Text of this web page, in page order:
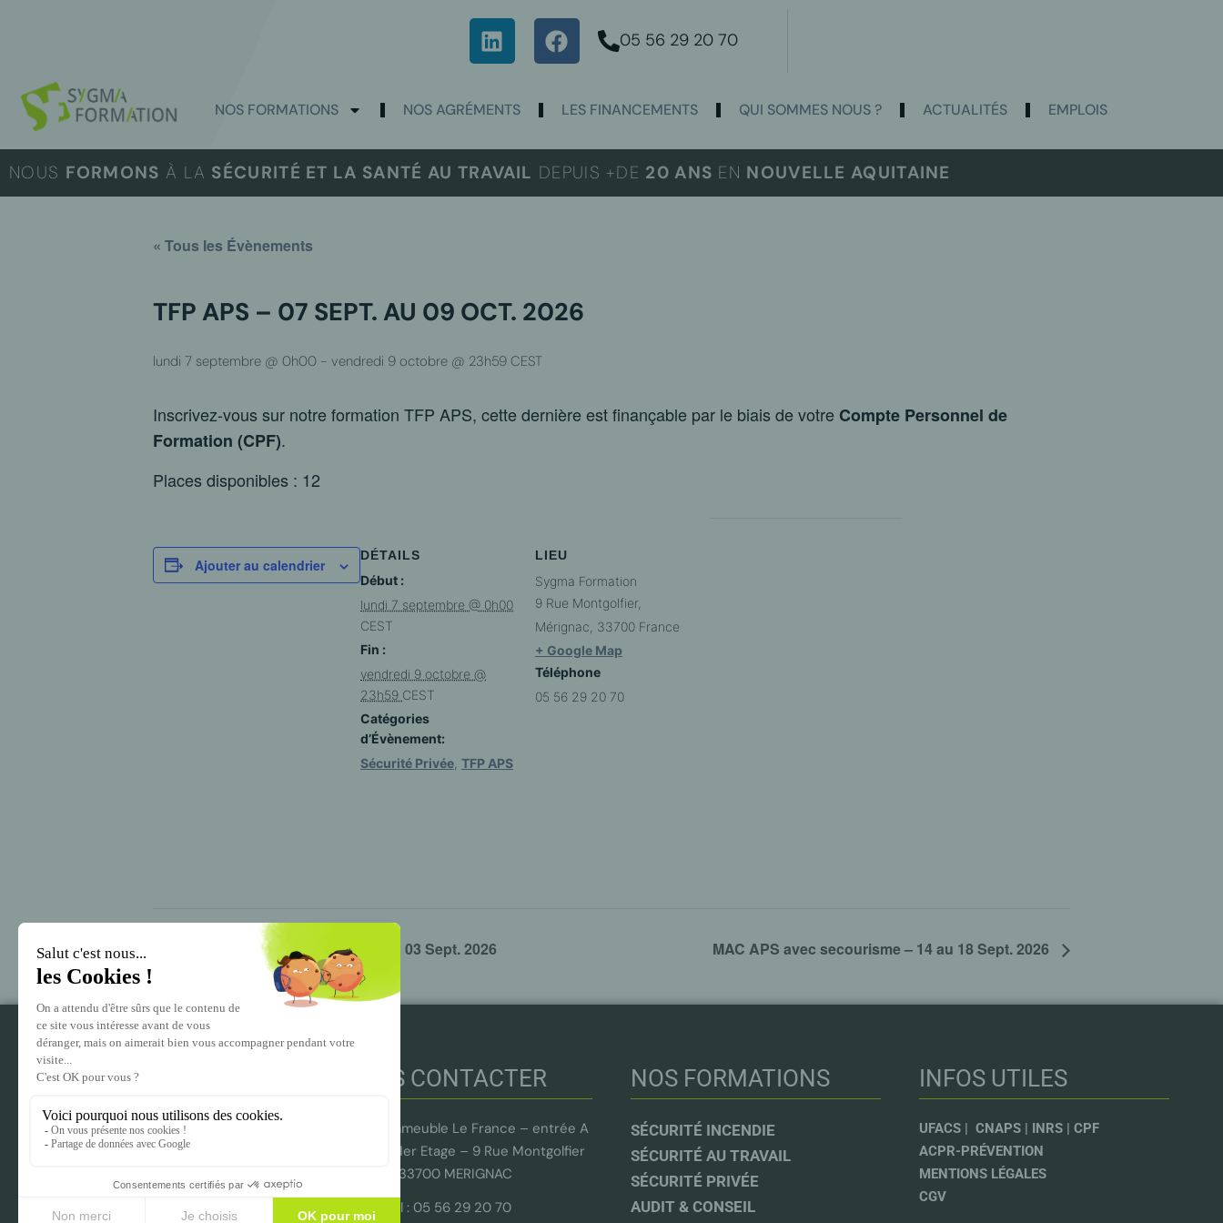
05 56 29 20 70
NOS FORMATIONS NOS AGRÉMENTS LES FINANCEMENTS QUI SOMMES NOUS ? ACTUALITÉS EMPLOIS
NOUS FORMONS À LA SÉCURITÉ ET LA SANTÉ AU TRAVAIL DEPUIS +DE 20 ANS EN NOUVELLE AQUITAINE
« Tous les Évènements
TFP APS – 07 SEPT. AU 09 OCT. 2026
lundi 7 septembre @ 0h00 - vendredi 9 octobre @ 23h59 CEST
Inscrivez-vous sur notre formation TFP APS, cette dernière est finançable par le biais de votre Compte Personnel de
Formation (CPF).
Places disponibles : 12
Ajouter au calendrier
DÉTAILS
Début :
lundi 7 septembre @ 0h00
CEST
Fin :
vendredi 9 octobre @
23h59 CEST
Catégories
d’Évènement:
Sécurité Privée TFP APS
LIEU
Sygma Formation
9 Rue Montgolfier,
Mérignac 33700 France
+ Google Map
Téléphone
05 56 29 20 70
Recyclage SSIAP1 – 02 au 03 Sept. 2026 MAC APS avec secourisme – 14 au 18 Sept. 2026
NOUS CONTACTER
Immeuble Le France – entrée A
– 1er Etage – 9 Rue Montgolfier
– 33700 MERIGNAC
Tél : 05 56 29 20 70
NOS FORMATIONS
SÉCURITÉ INCENDIE
SÉCURITÉ AU TRAVAIL
SÉCURITÉ PRIVÉE
AUDIT & CONSEIL
INFOS UTILES
UFACS | CNAPS | INRS | CPF
ACPR-PRÉVENTION
MENTIONS LÉGALES
CGV